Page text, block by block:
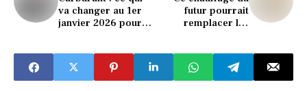
va changer au 1er
janvier 2026 pour
futur pourrait
remplacer les
moins cher